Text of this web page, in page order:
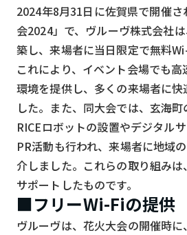
VPN
スマート〇〇
スマート農業
ドローン
ロボット
スマート物流
IoT
DX
ニュース
2024年8月31日に佐賀県で開催
会2024」で、ヴルーヴ株式会社
築し、来場者に当日限定で無料
これにより、イベント会場でも
環境を提供し、多くの来場者に
した。また、同大会では、玄海
RICEロボットの設置やデジタル
PR活動も行われ、来場者に地域
介しました。これらの取り組み
サポートしたものです。
■フリーWi-Fiの提供
ヴルーヴは、花火大会の開催時